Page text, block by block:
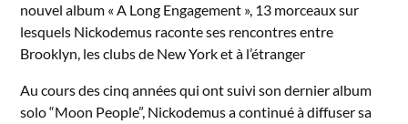
nouvel album « A Long Engagement », 13 morceaux sur
lesquels Nickodemus raconte ses rencontres entre
Brooklyn, les clubs de New York et à l’étranger
Au cours des cinq années qui ont suivi son dernier album
solo “Moon People”, Nickodemus a continué à diffuser sa